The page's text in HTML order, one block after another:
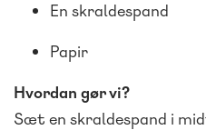
En skraldespand
Papir
Hvordan gør vi?
Sæt en skraldespand i